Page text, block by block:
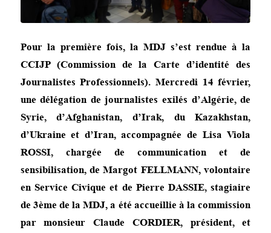
Pour la première fois, la MDJ s’est rendue à la
CCIJP (Commission de la Carte d’identité des
Journalistes Professionnels). Mercredi 14 février,
une délégation de journalistes exilés d’Algérie, de
Syrie, d’Afghanistan, d’Irak, du Kazakhstan,
d’Ukraine et d’Iran, accompagnée de Lisa Viola
ROSSI, chargée de communication et de
sensibilisation, de Margot FELLMANN, volontaire
en Service Civique et de Pierre DASSIE, stagiaire
de 3ème de la MDJ, a été accueillie à la commission
par monsieur Claude CORDIER, président, et